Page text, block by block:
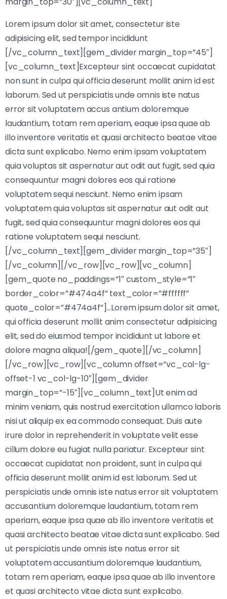
Lorem ipsum dolor sit amet, consectetur iste
adipisicing elit, sed tempor incididunt
[/vc_column_text][gem_divider margin_top=”45″]
[vc_column_text]Excepteur sint occaecat cupidatat
non sunt in culpa qui officia deserunt mollit anim id est
laborum. Sed ut perspiciatis unde omnis iste natus
error sit voluptatem accus antium doloremque
laudantium, totam rem aperiam, eaque ipsa quae ab
illo inventore veritatis et quasi architecto beatae vitae
dicta sunt explicabo. Nemo enim ipsam voluptatem
quia voluptas sit aspernatur aut odit aut fugit, sed quia
consequuntur magni dolores eos qui ratione
voluptatem sequi nesciunt. Nemo enim ipsam
voluptatem quia voluptas sit aspernatur aut odit aut
fugit, sed quia consequuntur magni dolores eos qui
ratione voluptatem sequi nesciunt.
[/vc_column_text][gem_divider margin_top=”35″]
[/vc_column][/vc_row][vc_row][vc_column]
[gem_quote no_paddings=”1″ custom_style=”1″
border_color=”#474a4f” text_color=”#ffffff”
quote_color=”#474a4f”]…Lorem ipsum dolor sit amet,
qui officia deserunt mollit anim consectetur adipisicing
elit, sed do eiusmod tempor incididunt ut labore et
dolore magna aliqua![/gem_quote][/vc_column]
[/vc_row][vc_row][vc_column offset=”vc_col-lg-
offset-1 vc_col-lg-10″][gem_divider
margin_top=”-15″][vc_column_text]Ut enim ad
minim veniam, quis nostrud exercitation ullamco laboris
nisi ut aliquip ex ea commodo consequat. Duis aute
irure dolor in reprehenderit in voluptate velit esse
cillum dolore eu fugiat nulla pariatur. Excepteur sint
occaecat cupidatat non proident, sunt in culpa qui
officia deserunt mollit anim id est laborum. Sed ut
perspiciatis unde omnis iste natus error sit voluptatem
accusantium doloremque laudantium, totam rem
aperiam, eaque ipsa quae ab illo inventore veritatis et
quasi architecto beatae vitae dicta sunt explicabo. Sed
ut perspiciatis unde omnis iste natus error sit
voluptatem accusantium doloremque laudantium,
totam rem aperiam, eaque ipsa quae ab illo inventore
et quasi architecto vitae dicta sunt explicabo.